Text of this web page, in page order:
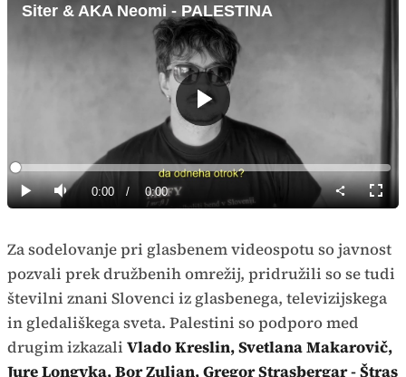
Siter & AKA Neomi - PALESTINA
Predvajaj
PredvajajTiho Current
0:00 / Duration
0:00
Loaded:
0%
način
Za sodelovanje pri glasbenem videospotu so javnost
pozvali prek družbenih omrežij, pridružili so se tudi
številni znani Slovenci iz glasbenega, televizijskega
in gledališkega sveta. Palestini so podporo med
drugim izkazali Vlado Kreslin, Svetlana Makarovič,
Jure Longyka, Bor Zuljan, Gregor Strasbergar - Štras